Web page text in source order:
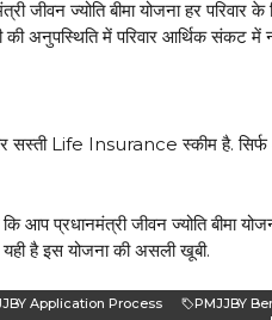
ज्योति बीमा योजना हर परिवार के
की अनुपस्थिति में परिवार आर्थिक संकट
सस्ती Life Insurance स्कीम है.
आप प्रधानमंत्री जीवन ज्योति बीमा
यही है इस योजना की असली खूबी.
Application Process
PMJJBY